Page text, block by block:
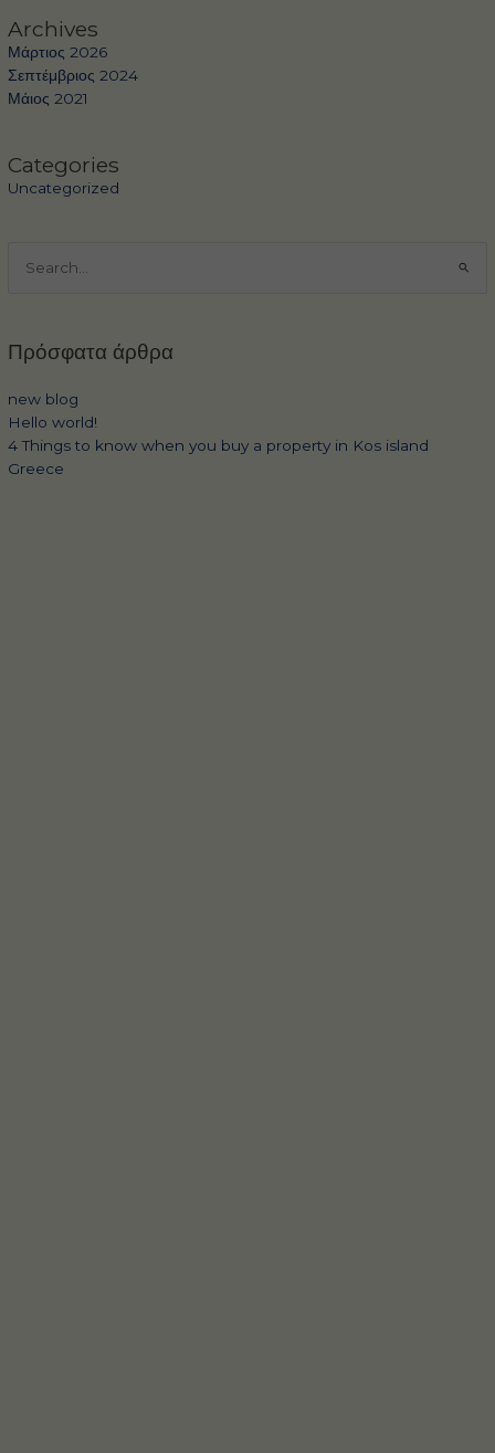
Archives
Μάρτιος 2026
Σεπτέμβριος 2024
Μάιος 2021
Categories
Uncategorized
για:
Πρόσφατα άρθρα
new blog
Hello world!
4 Things to know when you buy a property in Kos island
Greece